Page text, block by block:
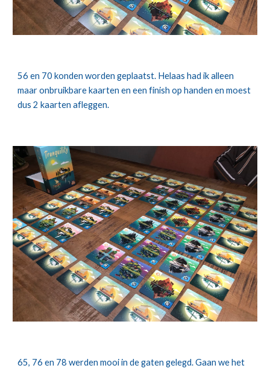
56 en 70 konden worden geplaatst. Helaas had ik alleen
maar onbruikbare kaarten en een finish op handen en moest
dus 2 kaarten afleggen.
65, 76 en 78 werden mooi in de gaten gelegd. Gaan we het